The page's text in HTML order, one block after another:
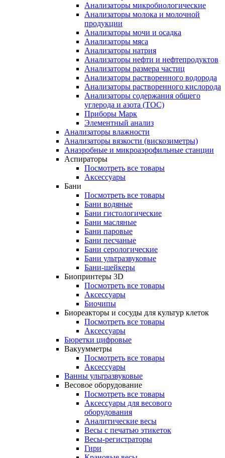
Анализаторы микробиологические
Анализаторы молока и молочной
продукции
Анализаторы мочи и осадка
Анализаторы мяса
Анализаторы натрия
Анализаторы нефти и нефтепродуктов
Анализаторы размера частиц
Анализаторы растворенного водорода
Анализаторы растворенного кислорода
Анализаторы содержания общего
углерода и азота (ТОС)
Приборы Марк
Элементный анализ
Анализаторы влажности
Анализаторы вязкости (вискозиметры)
Анаэробные и микроаэрофильные станции
Аспираторы
Посмотреть все товары
Аксессуары
Бани
Посмотреть все товары
Бани водяные
Бани гистологические
Бани масляные
Бани паровые
Бани песчаные
Бани серологические
Бани ультразвуковые
Бани-шейкеры
Биопринтеры 3D
Посмотреть все товары
Аксессуары
Биочипы
Биореакторы и сосуды для культур клеток
Посмотреть все товары
Аксессуары
Бюретки цифровые
Вакуумметры
Посмотреть все товары
Аксессуары
Ванны ультразвуковые
Весовое оборудование
Посмотреть все товары
Аксессуары для весового
оборудования
Аналитические весы
Весы с печатью этикеток
Весы-регистраторы
Гири